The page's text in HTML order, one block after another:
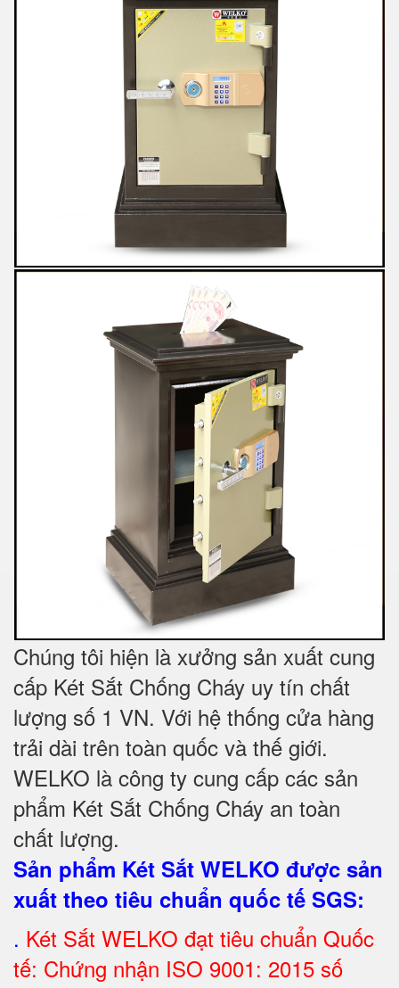
Chúng tôi hiện là xưởng sản xuất cung
cấp Két Sắt Chống Cháy uy tín chất
lượng số 1 VN. Với hệ thống cửa hàng
trải dài trên toàn quốc và thế giới.
WELKO là công ty cung cấp các sản
phẩm Két Sắt Chống Cháy an toàn
chất lượng.
Sản phẩm Két Sắt WELKO được sản
xuất theo tiêu chuẩn quốc tế SGS:
. Két Sắt WELKO đạt tiêu chuẩn Quốc
tế: Chứng nhận ISO 9001: 2015 số